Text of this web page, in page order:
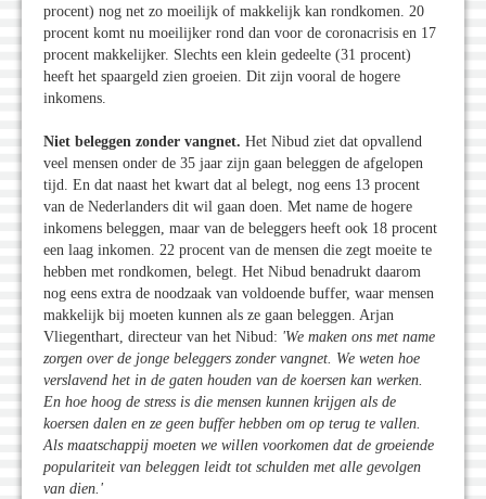
procent) nog net zo moeilijk of makkelijk kan rondkomen. 20
procent komt nu moeilijker rond dan voor de coronacrisis en 17
procent makkelijker. Slechts een klein gedeelte (31 procent)
heeft het spaargeld zien groeien. Dit zijn vooral de hogere
inkomens.
Niet beleggen zonder vangnet. Het Nibud ziet dat opvallend
veel mensen onder de 35 jaar zijn gaan beleggen de afgelopen
tijd. En dat naast het kwart dat al belegt, nog eens 13 procent
van de Nederlanders dit wil gaan doen. Met name de hogere
inkomens beleggen, maar van de beleggers heeft ook 18 procent
een laag inkomen. 22 procent van de mensen die zegt moeite te
hebben met rondkomen, belegt. Het Nibud benadrukt daarom
nog eens extra de noodzaak van voldoende buffer, waar mensen
makkelijk bij moeten kunnen als ze gaan beleggen. Arjan
Vliegenthart, directeur van het Nibud: 'We maken ons met name
zorgen over de jonge beleggers zonder vangnet. We weten hoe
verslavend het in de gaten houden van de koersen kan werken.
En hoe hoog de stress is die mensen kunnen krijgen als de
koersen dalen en ze geen buffer hebben om op terug te vallen.
Als maatschappij moeten we willen voorkomen dat de groeiende
populariteit van beleggen leidt tot schulden met alle gevolgen
van dien.'